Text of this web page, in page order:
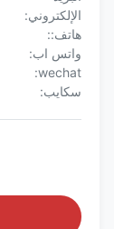
الإلكتروني:
هاتف::
واتس اب:
wechat:
سكايب: